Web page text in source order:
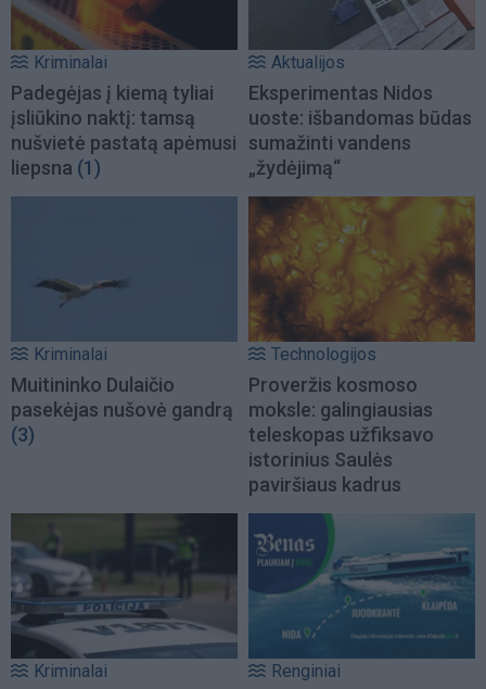
Kriminalai
Padegėjas į kiemą tyliai
įsliūkino naktį: tamsą
nušvietė pastatą apėmusi
liepsna (1)
Aktualijos
Eksperimentas Nidos
uoste: išbandomas būdas
sumažinti vandens
„žydėjimą“
Kriminalai
Muitininko Dulaičio
pasekėjas nušovė gandrą
(3)
Technologijos
Proveržis kosmoso
moksle: galingiausias
teleskopas užfiksavo
istorinius Saulės
paviršiaus kadrus
Kriminalai Renginiai